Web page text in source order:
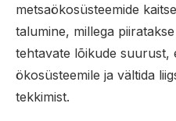
metsaökosüsteemide
talumine, millega
tehtavate lõikude suurust,
ökosüsteemile ja vältida
tekkimist.